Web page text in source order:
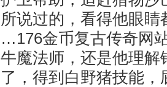
说过的，看得他眼睛
金币复古传奇网
魔法师，还是他理解
，得到白野猪技能，